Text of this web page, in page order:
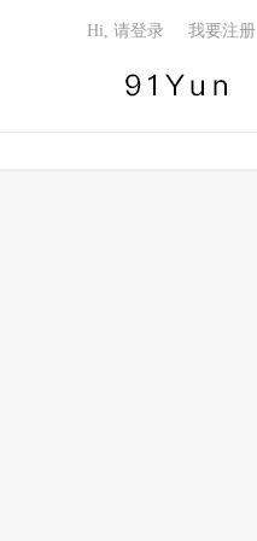
Hi, 请登录 我要注册